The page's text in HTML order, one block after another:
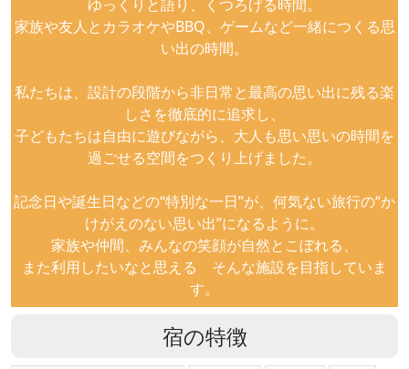
ゆっくりと語り、くつろげる時間。
家族や友人とカラオケやBBQ、ゲームなど一緒につくる思
い出の時間。
私たちは、設計の段階から非日常と最高の思い出に残る楽
しさを徹底的に追求し、
子どもたちは自由に遊びながら、大人も思い思いの時間を
過ごせる空間をつくり上げました。
記念日や誕生日などの“特別な一日”が、何気ない旅行の“か
けがえのない思い出”になるように。
家族や仲間、みんなの笑顔が自然とこぼれる、
また利用したいなと思える そんな施設を目指していま
す。
宿の特徴